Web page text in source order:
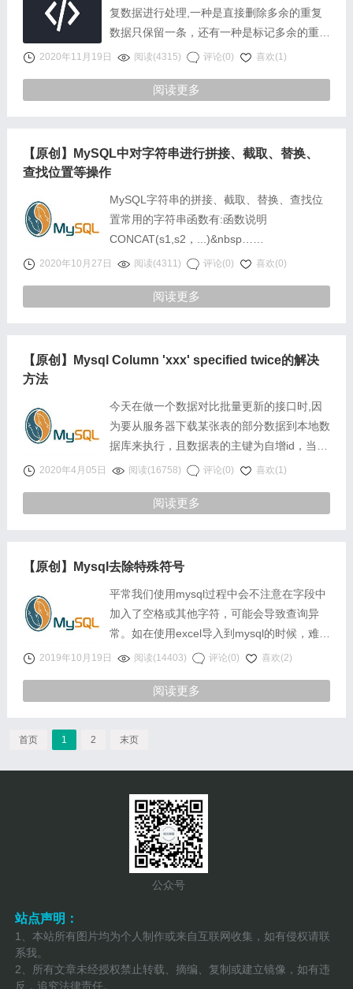
复数据进行处理,一种是直接删除多余的重复
数据只保留一条，还有一种是标记多余的重复
数据为删除状态只保留一条，这样能最大限度
2020年11月19日 阅读(4315) 评论(0) 喜欢(1)
阅读更多
【原创】MySQL中对字符串进行拼接、截取、替换、
查找位置等操作
MySQL字符串的拼接、截取、替换、查找位
置常用的字符串函数有:函数说明
CONCAT(s1,s2，...)&nbsp……
2020年10月27日 阅读(4311) 评论(0) 喜欢(0)
阅读更多
【原创】Mysql Column 'xxx' specified twice的解决
方法
今天在做一个数据对比批量更新的接口时,因
为要从服务器下载某张表的部分数据到本地数
据库来执行，且数据表的主键为自增id，当时
打算写了一个查询sql排除自增列“id”列……
2020年4月05日 阅读(16758) 评论(0) 喜欢(1)
阅读更多
【原创】Mysql去除特殊符号
平常我们使用mysql过程中会不注意在字段中
加入了空格或其他字符，可能会导致查询异
常。如在使用excel导入到mysql的时候，难免
会有一些空白或者特殊字符导入数据库中，常
白，查询使用时name="张三"时怎么也查不出
2019年10月19日 阅读(14403) 评论(0) 喜欢(2)
阅读更多
首页 1 2 末页
公众号
站点声明：
1、本站所有图片均为个人制作或来自互联网收集，如有侵权请联
系我。
2、所有文章未经授权禁止转载、摘编、复制或建立镜像，如有违
反，追究法律责任。